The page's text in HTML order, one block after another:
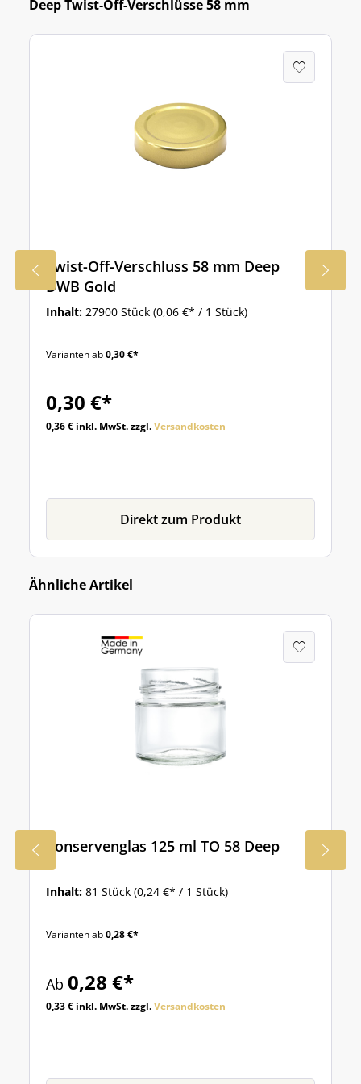
Deep Twist-Off-Verschlüsse 58 mm
Twist-Off-Verschluss 58 mm Deep
DWB Gold
Inhalt: 27900 Stück (0,06 €* / 1 Stück)
Varianten ab0,30 €*
0,30 €*
0,36 € inkl. MwSt. zzgl.Versandkosten
Direkt zum Produkt
Ähnliche Artikel
Konservenglas 125 ml TO 58 Deep
Inhalt: 81 Stück (0,24 €* / 1 Stück)
Varianten ab0,28 €*
Ab 0,28 €*
0,33 € inkl. MwSt. zzgl.Versandkosten